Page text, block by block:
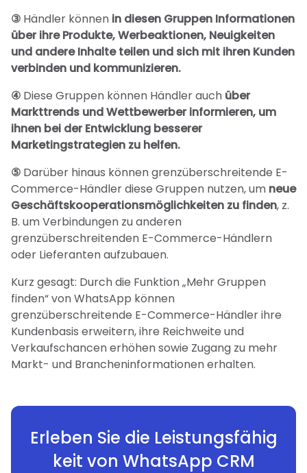
③ Händler können in diesen Gruppen Informationen
über ihre Produkte, Werbeaktionen, Neuigkeiten
und andere Inhalte teilen und sich mit ihren Kunden
verbinden und kommunizieren.
④ Diese Gruppen können Händler auch über
Markttrends und Wettbewerber informieren, um
ihnen bei der Entwicklung besserer
Marketingstrategien zu helfen.
⑤ Darüber hinaus können grenzüberschreitende E-
Commerce-Händler diese Gruppen nutzen, um neue
Geschäftskooperationsmöglichkeiten zu finden, z.
B. um Verbindungen zu anderen
grenzüberschreitenden E-Commerce-Händlern
oder Lieferanten aufzubauen.
Kurz gesagt: Durch die Funktion „Mehr Gruppen
finden“ von WhatsApp können
grenzüberschreitende E-Commerce-Händler ihre
Kundenbasis erweitern, ihre Reichweite und
Verkaufschancen erhöhen sowie Zugang zu mehr
Markt- und Brancheninformationen erhalten.
Erleben Sie die Leistungsfähig
keit von WhatsApp CRM